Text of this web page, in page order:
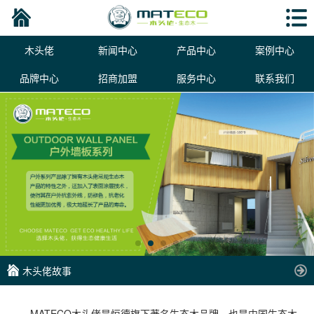
木头佬 新闻中心 产品中心
案例中心
品牌中心
招商加盟 服务中心 联系我们
木头佬故事